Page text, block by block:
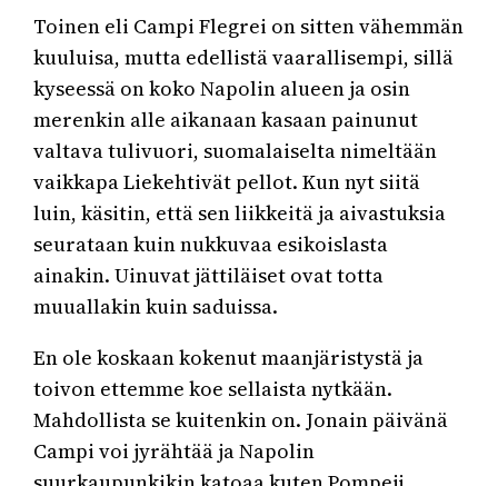
Toinen eli Campi Flegrei on sitten vähemmän
kuuluisa, mutta edellistä vaarallisempi, sillä
kyseessä on koko Napolin alueen ja osin
merenkin alle aikanaan kasaan painunut
valtava tulivuori, suomalaiselta nimeltään
vaikkapa Liekehtivät pellot. Kun nyt siitä
luin, käsitin, että sen liikkeitä ja aivastuksia
seurataan kuin nukkuvaa esikoislasta
ainakin. Uinuvat jättiläiset ovat totta
muuallakin kuin saduissa.
En ole koskaan kokenut maanjäristystä ja
toivon ettemme koe sellaista nytkään.
Mahdollista se kuitenkin on. Jonain päivänä
Campi voi jyrähtää ja Napolin